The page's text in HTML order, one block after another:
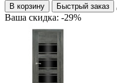
В корзину Быстрый заказ
Ваша скидка: -29%